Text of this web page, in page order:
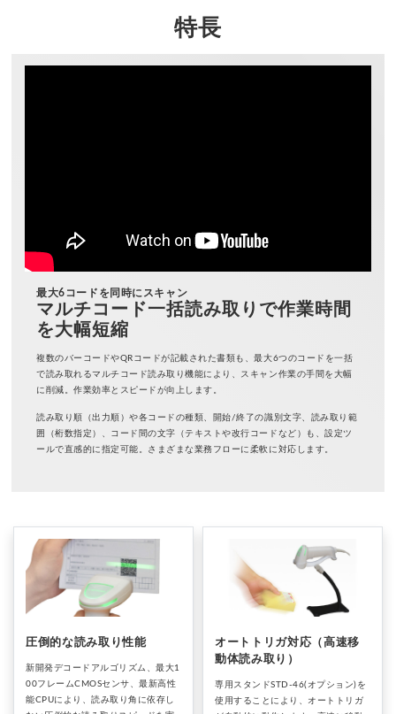
特長
最大6コードを同時にスキャン
マルチコード一括読み取りで作業時間
を大幅短縮
複数のバーコードやQRコードが記載された書類も、最大6つのコードを一括
で読み取れるマルチコード読み取り機能により、スキャン作業の手間を大幅
に削減。作業効率とスピードが向上します。
読み取り順（出力順）や各コードの種類、開始/終了の識別文字、読み取り範
囲（桁数指定）、コード間の文字（テキストや改行コードなど）も、設定ツ
ールで直感的に指定可能。さまざまな業務フローに柔軟に対応します。
圧倒的な読み取り性能
新開発デコードアルゴリズム、最大1
00フレームCMOSセンサ、最新高性
能CPUにより、読み取り角に依存し
オートトリガ対応（高速移
動体読み取り）
専用スタンドSTD-46(オプション)を
使用することにより、オートトリガ